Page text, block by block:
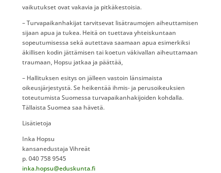
vaikutukset ovat vakavia ja pitkäkestoisia.
– Turvapaikanhakijat tarvitsevat lisätraumojen aiheuttamisen
sijaan apua ja tukea. Heitä on tuettava yhteiskuntaan
sopeutumisessa sekä autettava saamaan apua esimerkiksi
äkillisen kodin jättämisen tai koetun väkivallan aiheuttamaan
traumaan, Hopsu jatkaa ja päättää,
– Hallituksen esitys on jälleen vastoin länsimaista
oikeusjärjestystä. Se heikentää ihmis- ja perusoikeuksien
toteutumista Suomessa turvapaikanhakijoiden kohdalla.
Tällaista Suomea saa hävetä.
Lisätietoja
Inka Hopsu
kansanedustaja Vihreät
p. 040 758 9545
inka.hopsu@eduskunta.fi